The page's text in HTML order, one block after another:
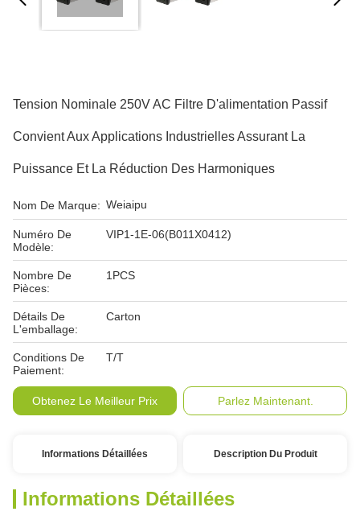
Tension Nominale 250V AC Filtre D'alimentation Passif
Convient Aux Applications Industrielles Assurant La
Puissance Et La Réduction Des Harmoniques
Nom De Marque: Weiaipu
Numéro De
Modèle:
VIP1-1E-06(B011X0412)
Nombre De
Pièces:
1PCS
Détails De
L'emballage:
Carton
Conditions De
Paiement:
T/T
Obtenez Le Meilleur Prix Parlez Maintenant.
Informations Détaillées Description Du Produit
Informations Détaillées